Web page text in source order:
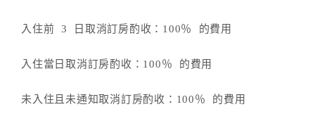
入住前 3 日取消訂房酌收：100％ 的費用
入住當日取消訂房酌收：100％ 的費用
未入住且未通知取消訂房酌收：100％ 的費用